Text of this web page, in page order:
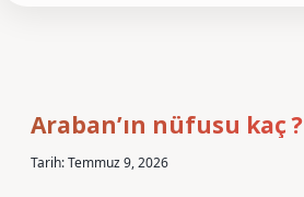
Araban’ın nüfusu kaç ?
Tarih: Temmuz 9, 2026